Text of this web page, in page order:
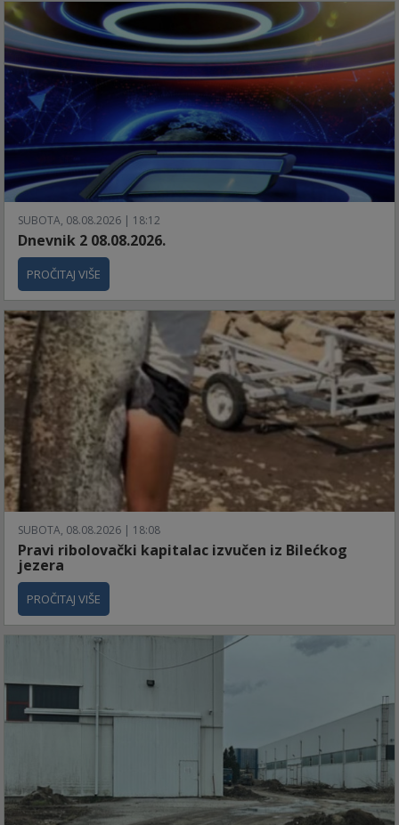
SUBOTA, 08.08.2026 | 18:12
Dnevnik 2 08.08.2026.
PROČITAJ VIŠE
SUBOTA, 08.08.2026 | 18:08
Pravi ribolovački kapitalac izvučen iz Bilećkog
jezera
PROČITAJ VIŠE